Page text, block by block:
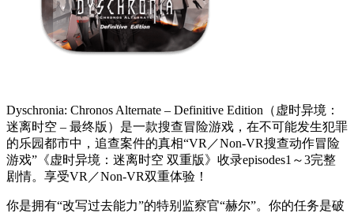
Dyschronia: Chronos Alternate – Definitive Edition（虚时异境：
迷离时空 – 最终版）是一款搜查冒险游戏，在不可能发生犯罪
的乐园都市中，追查案件的真相“VR／Non-VR搜查动作冒险
游戏”《虚时异境：迷离时空 双重版》收录episodes1～3完整
剧情。享受VR／Non-VR双重体验！
你是拥有“改写过去能力”的特别监察官“赫尔”。你的任务是破